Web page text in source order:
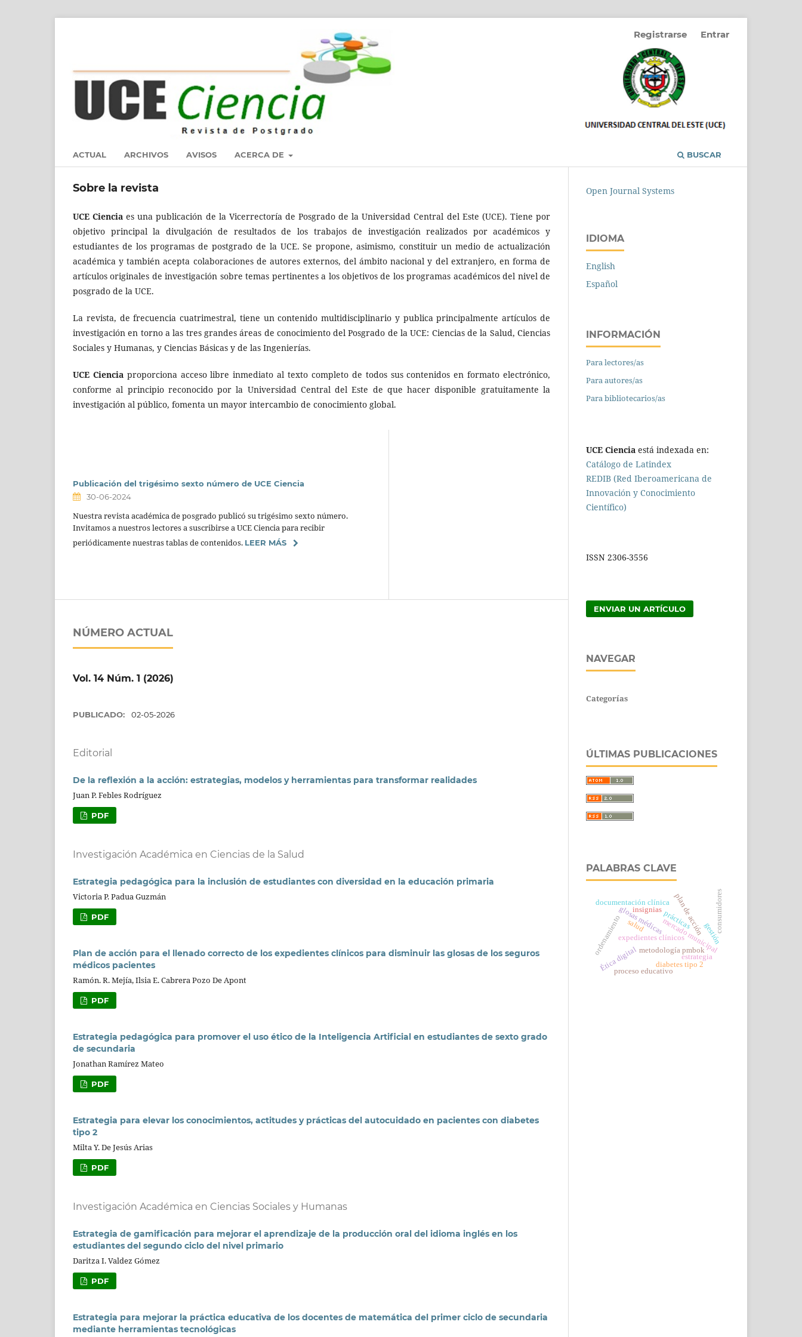
ACTUAL ARCHIVOS AVISOS ACERCA DE BUSCAR
Registrarse Entrar
Sobre la revista
UCE Ciencia es una publicación de la Vicerrectoría de Posgrado de la Universidad Central del Este (UCE). Tiene por
objetivo principal la divulgación de resultados de los trabajos de investigación realizados por académicos y
estudiantes de los programas de postgrado de la UCE. Se propone, asimismo, constituir un medio de actualización
académica y también acepta colaboraciones de autores externos, del ámbito nacional y del extranjero, en forma de
artículos originales de investigación sobre temas pertinentes a los objetivos de los programas académicos del nivel de
posgrado de la UCE.
La revista, de frecuencia cuatrimestral, tiene un contenido multidisciplinario y publica principalmente artículos de
investigación en torno a las tres grandes áreas de conocimiento del Posgrado de la UCE: Ciencias de la Salud, Ciencias
Sociales y Humanas, y Ciencias Básicas y de las Ingenierías.
UCE Cienciaproporciona acceso libre inmediato al texto completo de todos sus contenidos en formato electrónico,
conforme al principio reconocido por la Universidad Central del Este de que hacer disponible gratuitamente la
investigación al público, fomenta un mayor intercambio de conocimiento global.
Publicación del trigésimo sexto número de UCE Ciencia
30-06-2024
Nuestra revista académica de posgrado publicó su trigésimo sexto número.
Invitamos a nuestros lectores a suscribirse a UCE Ciencia para recibir
periódicamente nuestras tablas de contenidos. LEER MÁS
NÚMERO ACTUAL
Vol. 14 Núm. 1 (2026)
PUBLICADO: 02-05-2026
Editorial
De la reflexión a la acción: estrategias, modelos y herramientas para transformar realidades
Juan P. Febles Rodríguez
PDF
Investigación Académica en Ciencias de la Salud
Estrategia pedagógica para la inclusión de estudiantes con diversidad en la educación primaria
Victoria P. Padua Guzmán
PDF
Plan de acción para el llenado correcto de los expedientes clínicos para disminuir las glosas de los seguros
médicos pacientes
Ramón. R. Mejía, Ilsia E. Cabrera Pozo De Apont
PDF
Estrategia pedagógica para promover el uso ético de la Inteligencia Artificial en estudiantes de sexto grado
de secundaria
Jonathan Ramírez Mateo
PDF
Estrategia para elevar los conocimientos, actitudes y prácticas del autocuidado en pacientes con diabetes
tipo 2
Milta Y. De Jesús Arias
PDF
Investigación Académica en Ciencias Sociales y Humanas
Estrategia de gamificación para mejorar el aprendizaje de la producción oral del idioma inglés en los
estudiantes del segundo ciclo del nivel primario
Daritza I. Valdez Gómez
PDF
Estrategia para mejorar la práctica educativa de los docentes de matemática del primer ciclo de secundaria
mediante herramientas tecnológicas
Open Journal Systems
IDIOMA
English
Español
INFORMACIÓN
Para lectores/as
Para autores/as
Para bibliotecarios/as
UCE Ciencia está indexada en:
Catálogo de Latindex
REDIB (Red Iberoamericana de
Innovación y Conocimiento
Científico)
ISSN 2306-3556
ENVIAR UN ARTÍCULO
NAVEGAR
Categorías
ÚLTIMAS PUBLICACIONES
PALABRAS CLAVE
expedientes clínicos
glosas médicas plan de acción
documentación clínica
mercado municipal
metodología pmbok
ordenamiento gestión
consumidores
salud
Ética digital
insignias
estrategia
diabetes tipo 2
prácticas
proceso educativo